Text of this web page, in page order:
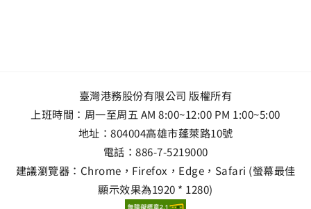
臺灣港務股份有限公司 版權所有
上班時間：周一至周五 AM 8:00~12:00 PM 1:00~5:00
地址： 804004高雄市蓬萊路10號
電話： 886-7-5219000
建議瀏覽器：Chrome，Firefox，Edge，Safari (螢幕最佳
顯示效果為1920 * 1280)